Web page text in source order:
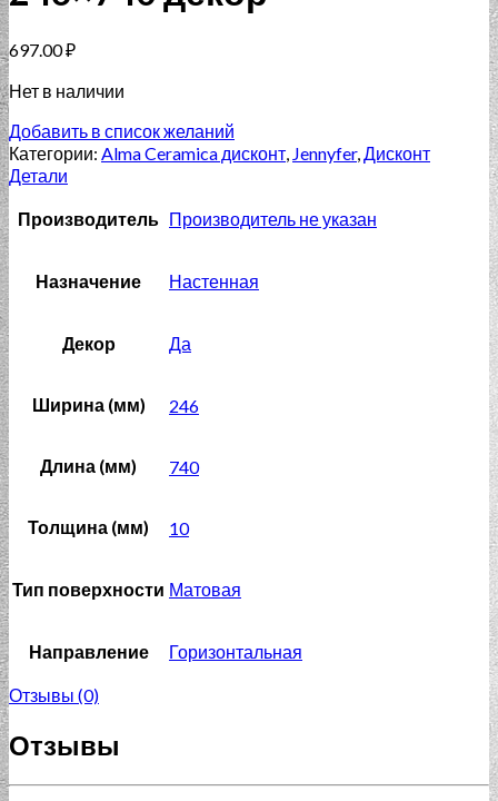
697.00₽
Нет в наличии
Добавить в список желаний
Категории: Alma Ceramica дисконт, Jennyfer,Дисконт
Детали
Производитель Производитель не указан
Назначение Настенная
Декор Да
Ширина (мм) 246
Длина (мм) 740
Толщина (мм) 10
Тип поверхности Матовая
Направление Горизонтальная
Отзывы (0)
Отзывы